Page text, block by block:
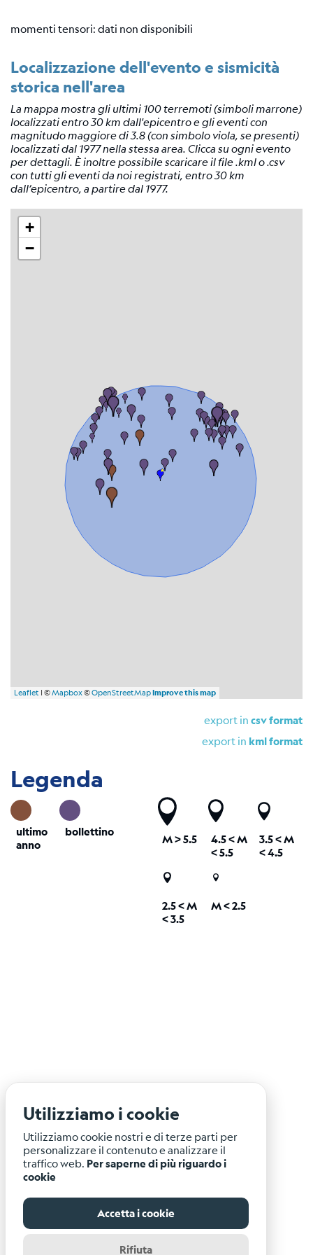
momenti tensori: dati non disponibili
Localizzazione dell'evento e sismicità
storica nell'area
La mappa mostra gli ultimi 100 terremoti (simboli marrone)
localizzati entro 30 km dall'epicentro e gli eventi con
magnitudo maggiore di 3.8 (con simbolo viola, se presenti)
localizzati dal 1977 nella stessa area. Clicca su ogni evento
per dettagli. È inoltre possibile scaricare il file .kml o .csv
con tutti gli eventi da noi registrati, entro 30 km
dall’epicentro, a partire dal 1977.
+
−
Leaflet | ©Mapbox©OpenStreetMapImprove this map
export in csv format
export in kml format
Legenda
ultimo
anno
bollettino
M> 5.5 4.5 <M
< 5.5
3.5 <M
< 4.5
2.5 <M
< 3.5
M < 2.5
Utilizziamo i cookie
Utilizziamo cookie nostri e di terze parti per
personalizzare il contenuto e analizzare il
traffico web. Per saperne di più riguardo i
cookie
Accetta i cookie
Rifiuta